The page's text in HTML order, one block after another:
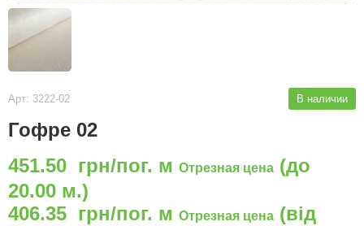
Арт: 3222-02 В наличии
Гофре 02
451.50 грн/пог. м Отрезная цена (до
20.00 м.)
406.35 грн/пог. м Отрезная цена (від